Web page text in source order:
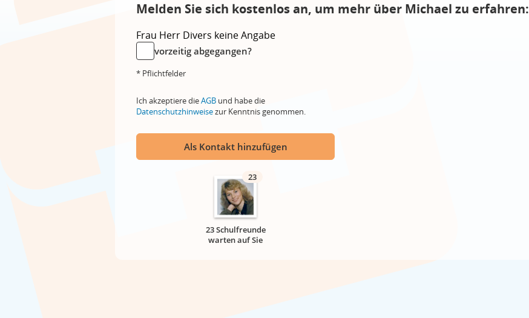
Melden Sie sich kostenlos an, um mehr über Michael zu erfahren:
Frau Herr Divers keine Angabe
vorzeitig abgegangen?
* Pflichtfelder
Ich akzeptiere dieAGB und habe die
Datenschutzhinweisezur Kenntnis genommen.
Als Kontakt hinzufügen
23
23 Schulfreunde
warten auf Sie